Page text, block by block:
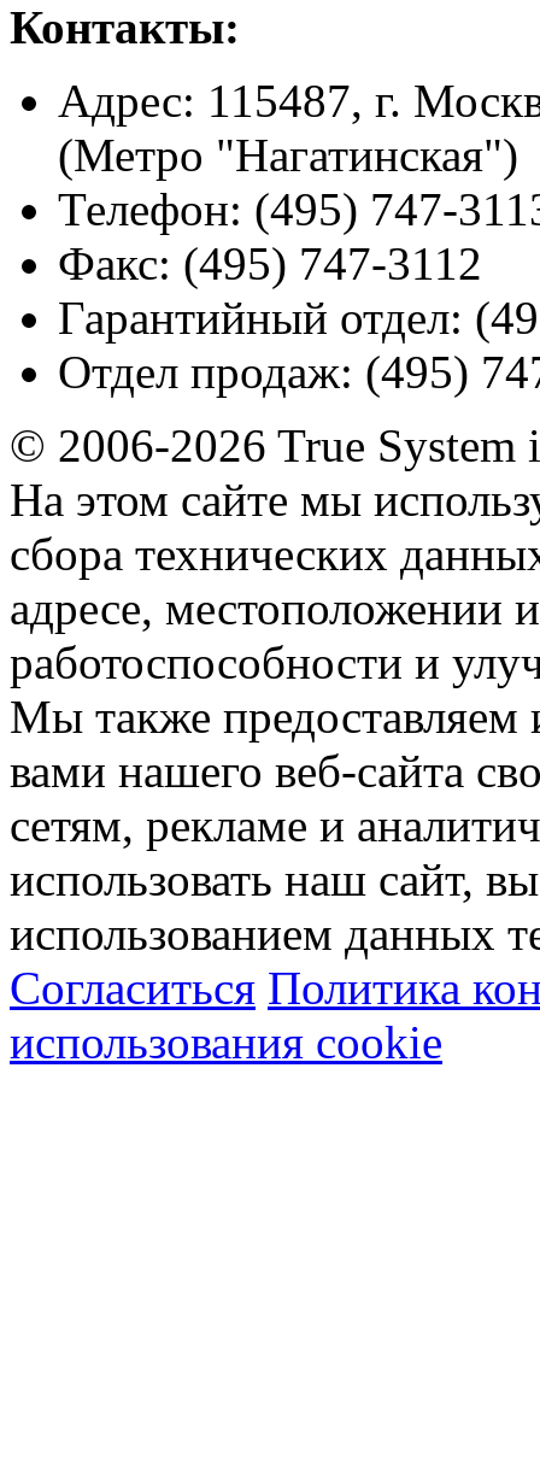
Контакты:
Адрес: 115487, г.
(Метро "Нагатинская")
Телефон: (495) 747-
Факс: (495) 747-3112
Гарантийный отдел:
Отдел продаж: (495)
© 2006-2026 True System
На этом сайте мы
сбора технических
адресе, местоположении
работоспособности и
Мы также
вами нашего веб-сайта
сетям, рекламе и
использовать наш сайт,
использованием данных
Согласиться Политика
использования cookie